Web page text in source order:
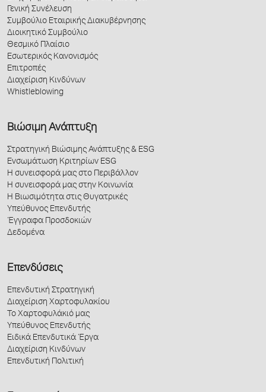
Γενική Συνέλευση
Συμβούλιο Εταιρικής Διακυβέρνησης
Διοικητικό Συμβούλιο
Θεσμικό Πλαίσιο
Εσωτερικός Κανονισμός
Επιτροπές
Διαχείριση Κινδύνων
Whistleblowing
Βιώσιμη Ανάπτυξη
Στρατηγική Βιώσιμης Ανάπτυξης & ESG
Ενσωμάτωση Κριτηρίων ESG
Η συνεισφορά μας στο Περιβάλλον
Η συνεισφορά μας στην Κοινωνία
Η Βιωσιμότητα στις Θυγατρικές
Υπεύθυνος Επενδυτής
Έγγραφα Προσδοκιών
Δεδομένα
Επενδύσεις
Επενδυτική Στρατηγική
Διαχείριση Χαρτοφυλακίου
Το Χαρτοφυλάκιό μας
Υπεύθυνος Επενδυτής
Ειδικά Επενδυτικά Έργα
Διαχείριση Κινδύνων
Επενδυτική Πολιτική